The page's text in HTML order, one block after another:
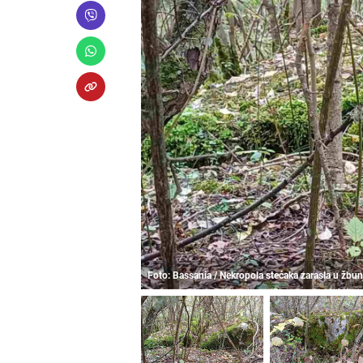
Foto: Bassania / Nekropola stećaka zarasla u